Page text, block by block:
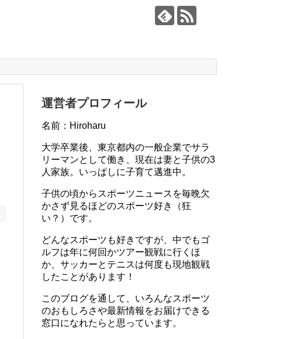
運営者プロフィール
名前：Hiroharu
大学卒業後、東京都内の一般企業でサラ
リーマンとして働き、現在は妻と子供の3
人家族。いっぱしに子育て邁進中。
子供の頃からスポーツニュースを毎晩欠
かさず見るほどのスポーツ好き（狂
い？）です。
どんなスポーツも好きですが、中でもゴ
ルフは年に何回かツアー観戦に行くほ
か、サッカーとテニスは何度も現地観戦
したことがあります！
このブログを通して、いろんなスポーツ
のおもしろさや最新情報をお届けできる
窓口になれたらと思っています。